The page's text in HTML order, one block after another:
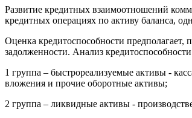
Развитие кредитных взаимоотношений
кредитных операциях по активу баланса,
Оценка кредитоспособности предполагает,
задолженности. Анализ
1 группа – быстрореализуемые активы -
вложения и прочие оборотные активы;
2 группа – ликвидные активы -